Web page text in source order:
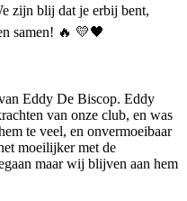
zijn blij dat je erbij bent,
samen! 🔥 💛🖤